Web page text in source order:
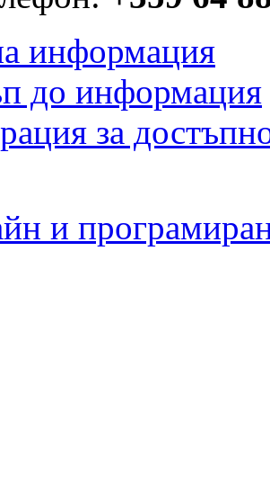
информация
до информация
за
и